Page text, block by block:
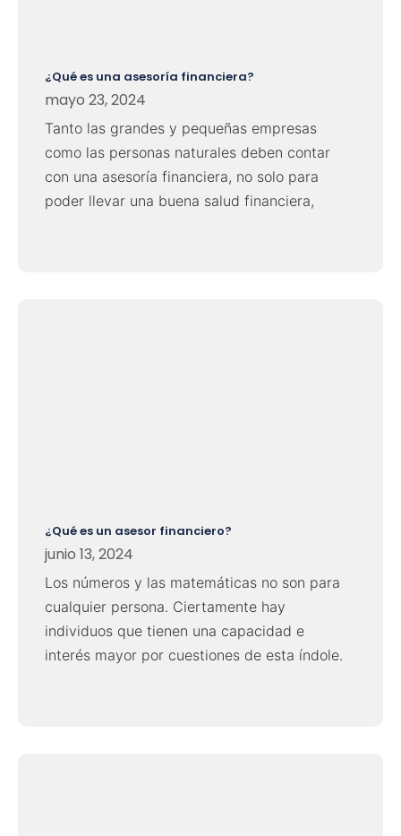
¿Qué es una asesoría financiera?
mayo 23, 2024
Tanto las grandes y pequeñas empresas
como las personas naturales deben contar
con una asesoría financiera, no solo para
poder llevar una buena salud financiera,
¿Qué es un asesor financiero?
junio 13, 2024
Los números y las matemáticas no son para
cualquier persona. Ciertamente hay
individuos que tienen una capacidad e
interés mayor por cuestiones de esta índole.